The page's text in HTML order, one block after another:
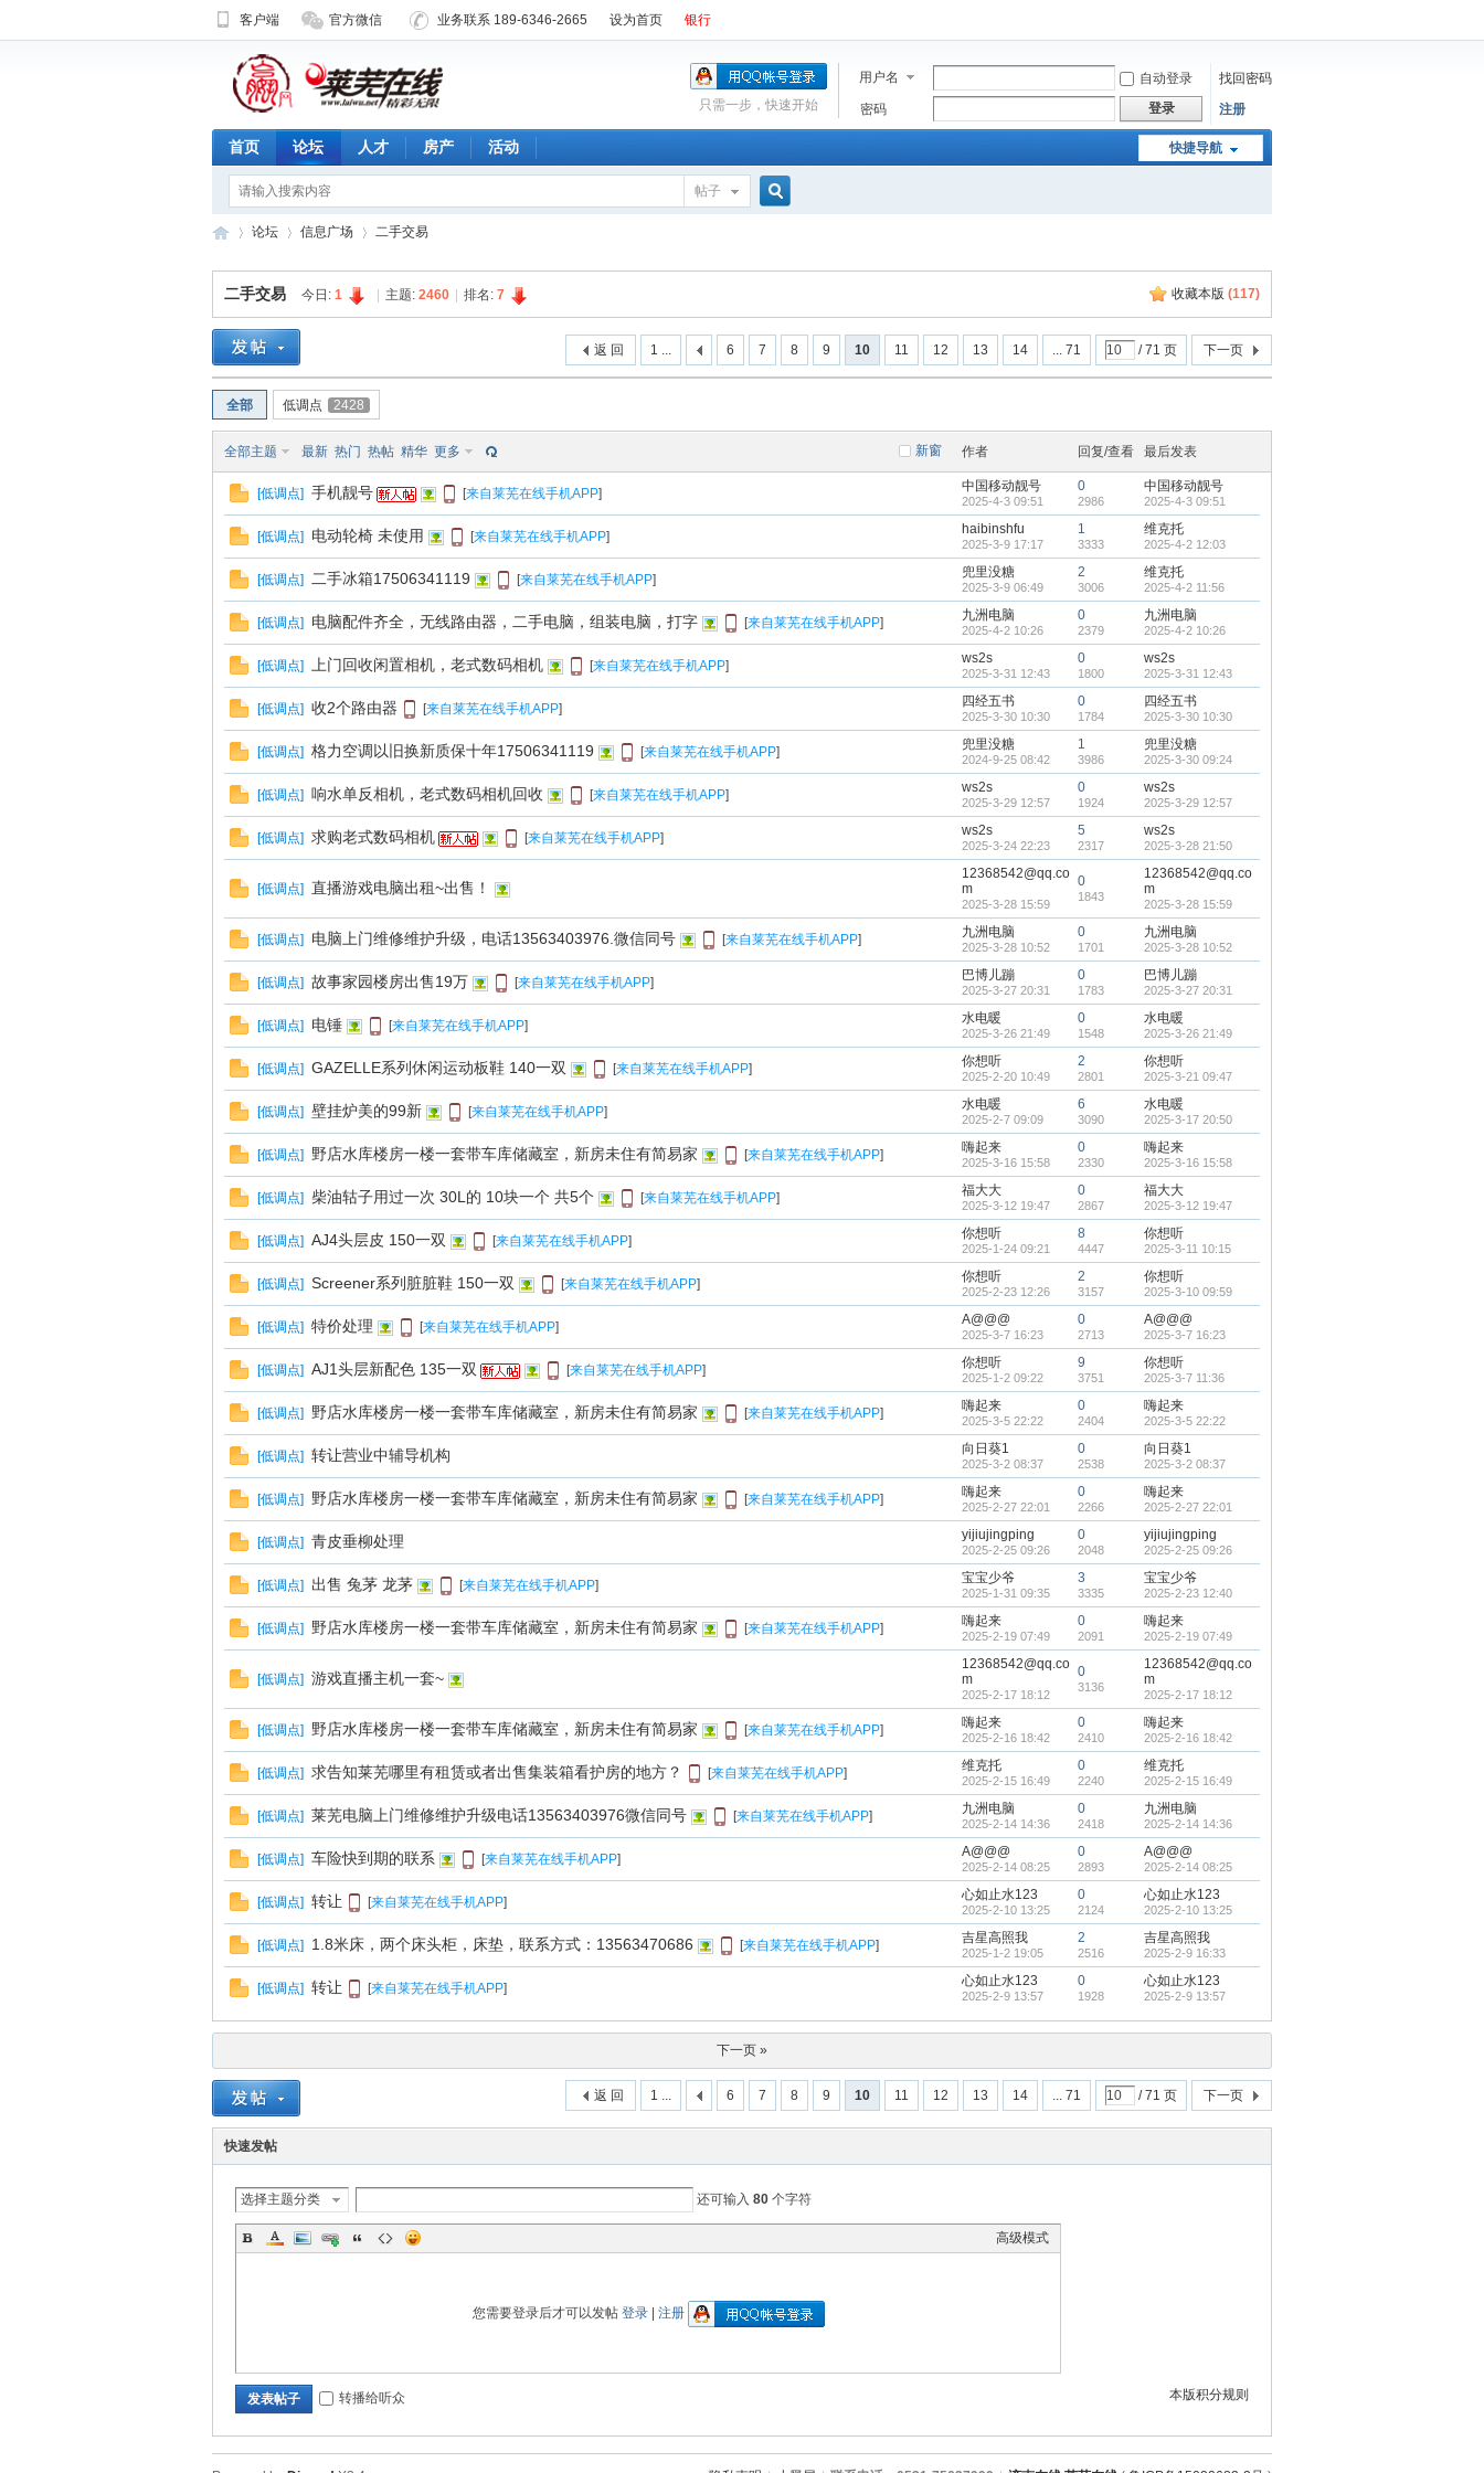
客户端 官方微信 业务联系 189-6346-2665 设为首页 银行
用户名 自动登录
找回密码
密码
登录 注册
只需一步，快速开始
快捷导航
首页 论坛 人才 房产 活动
帖子
索
济
芜
在
»
论坛
›
信息广场 二手交易
收藏本版 (117)
二手交易 今日: 1 主题: 2460 排名: 7
1 ... 6 7 8 9 10 11 12 13 14 ... 71 / 71 页 下一页
返 回
全部 低调点 2428
新窗
全部主题 最新 热门 热帖 精华 更多 作者 回复/查看 最后发表
[低调点] 手机靓号 [来自莱芜在线手机APP] 中国移动靓号
2025-4-3 09:51
0
2986
中国移动靓号
2025-4-3 09:51
[低调点] 电动轮椅 未使用 [来自莱芜在线手机APP] haibinshfu
2025-3-9 17:17
1
3333
维克托
2025-4-2 12:03
[低调点] 二手冰箱17506341119 [来自莱芜在线手机APP] 兜里没糖
2025-3-9 06:49
2
3006
维克托
2025-4-2 11:56
[低调点] 电脑配件齐全，无线路由器，二手电脑，组装电脑，打字 [来自莱芜在线手机APP] 九洲电脑
2025-4-2 10:26
0
2379
九洲电脑
2025-4-2 10:26
[低调点] 上门回收闲置相机，老式数码相机 [来自莱芜在线手机APP] ws2s
2025-3-31 12:43
0
1800
ws2s
2025-3-31 12:43
[低调点] 收2个路由器 [来自莱芜在线手机APP] 四经五书
2025-3-30 10:30
0
1784
四经五书
2025-3-30 10:30
[低调点] 格力空调以旧换新质保十年17506341119 [来自莱芜在线手机APP] 兜里没糖
2024-9-25 08:42
1
3986
兜里没糖
2025-3-30 09:24
[低调点] 响水单反相机，老式数码相机回收 [来自莱芜在线手机APP] ws2s
2025-3-29 12:57
0
1924
ws2s
2025-3-29 12:57
[低调点] 求购老式数码相机 [来自莱芜在线手机APP] ws2s
2025-3-24 22:23
5
2317
ws2s
2025-3-28 21:50
[低调点] 直播游戏电脑出租~出售！
12368542@qq.co
m
2025-3-28 15:59
0
1843
12368542@qq.co
m
2025-3-28 15:59
[低调点] 电脑上门维修维护升级，电话13563403976.微信同号 [来自莱芜在线手机APP] 九洲电脑
2025-3-28 10:52
0
1701
九洲电脑
2025-3-28 10:52
[低调点] 故事家园楼房出售19万 [来自莱芜在线手机APP] 巴博儿蹦
2025-3-27 20:31
0
1783
巴博儿蹦
2025-3-27 20:31
[低调点] 电锤 [来自莱芜在线手机APP] 水电暖
2025-3-26 21:49
0
1548
水电暖
2025-3-26 21:49
[低调点] GAZELLE系列休闲运动板鞋 140一双 [来自莱芜在线手机APP] 你想听
2025-2-20 10:49
2
2801
你想听
2025-3-21 09:47
[低调点] 壁挂炉美的99新 [来自莱芜在线手机APP] 水电暖
2025-2-7 09:09
6
3090
水电暖
2025-3-17 20:50
[低调点] 野店水库楼房一楼一套带车库储藏室，新房未住有简易家 [来自莱芜在线手机APP] 嗨起来
2025-3-16 15:58
0
2330
嗨起来
2025-3-16 15:58
[低调点] 柴油轱子用过一次 30L的 10块一个 共5个 [来自莱芜在线手机APP] 福大大
2025-3-12 19:47
0
2867
福大大
2025-3-12 19:47
[低调点] AJ4头层皮 150一双 [来自莱芜在线手机APP] 你想听
2025-1-24 09:21
8
4447
你想听
2025-3-11 10:15
[低调点] Screener系列脏脏鞋 150一双 [来自莱芜在线手机APP] 你想听
2025-2-23 12:26
2
3157
你想听
2025-3-10 09:59
[低调点] 特价处理 [来自莱芜在线手机APP] A@@@
2025-3-7 16:23
0
2713
A@@@
2025-3-7 16:23
[低调点] AJ1头层新配色 135一双 [来自莱芜在线手机APP] 你想听
2025-1-2 09:22
9
3751
你想听
2025-3-7 11:36
[低调点] 野店水库楼房一楼一套带车库储藏室，新房未住有简易家 [来自莱芜在线手机APP] 嗨起来
2025-3-5 22:22
0
2404
嗨起来
2025-3-5 22:22
[低调点] 转让营业中辅导机构 向日葵1
2025-3-2 08:37
0
2538
向日葵1
2025-3-2 08:37
[低调点] 野店水库楼房一楼一套带车库储藏室，新房未住有简易家 [来自莱芜在线手机APP] 嗨起来
2025-2-27 22:01
0
2266
嗨起来
2025-2-27 22:01
[低调点] 青皮垂柳处理 yijiujingping
2025-2-25 09:26
0
2048
yijiujingping
2025-2-25 09:26
[低调点] 出售 兔茅 龙茅 [来自莱芜在线手机APP] 宝宝少爷
2025-1-31 09:35
3
3335
宝宝少爷
2025-2-23 12:40
[低调点] 野店水库楼房一楼一套带车库储藏室，新房未住有简易家 [来自莱芜在线手机APP] 嗨起来
2025-2-19 07:49
0
2091
嗨起来
2025-2-19 07:49
[低调点] 游戏直播主机一套~
12368542@qq.co
m
2025-2-17 18:12
0
3136
12368542@qq.co
m
2025-2-17 18:12
[低调点] 野店水库楼房一楼一套带车库储藏室，新房未住有简易家 [来自莱芜在线手机APP] 嗨起来
2025-2-16 18:42
0
2410
嗨起来
2025-2-16 18:42
[低调点] 求告知莱芜哪里有租赁或者出售集装箱看护房的地方？ [来自莱芜在线手机APP] 维克托
2025-2-15 16:49
0
2240
维克托
2025-2-15 16:49
[低调点] 莱芜电脑上门维修维护升级电话13563403976微信同号 [来自莱芜在线手机APP] 九洲电脑
2025-2-14 14:36
0
2418
九洲电脑
2025-2-14 14:36
[低调点] 车险快到期的联系 [来自莱芜在线手机APP] A@@@
2025-2-14 08:25
0
2893
A@@@
2025-2-14 08:25
[低调点] 转让 [来自莱芜在线手机APP] 心如止水123
2025-2-10 13:25
0
2124
心如止水123
2025-2-10 13:25
[低调点] 1.8米床，两个床头柜，床垫，联系方式：13563470686 [来自莱芜在线手机APP] 吉星高照我
2025-1-2 19:05
2
2516
吉星高照我
2025-2-9 16:33
[低调点] 转让 [来自莱芜在线手机APP] 心如止水123
2025-2-9 13:57
0
1928
心如止水123
2025-2-9 13:57
下一页 »
1 ... 6 7 8 9 10 11 12 13 14 ... 71 / 71 页 下一页
返 回
快速发帖
选择主题分类 还可输入 80 个字符
高级模式
您需要登录后才可以发帖 登录| 注册
本版积分规则
发表帖子 转播给听众